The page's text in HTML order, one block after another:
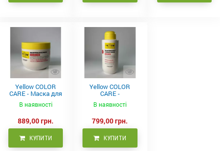
Yellow COLOR
CARE - Маска для
фарбованого
волосся, 500 мл
В наявності
889,00 грн.
КУПИТИ
Yellow COLOR
CARE -
Кондиціонер для
фарбованого
В наявності
799,00 грн.
КУПИТИ